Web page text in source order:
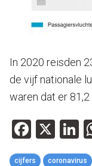
In 2020 reisden
de vijf nationale
waren dat er 81,2
X
cijfers coronavirus